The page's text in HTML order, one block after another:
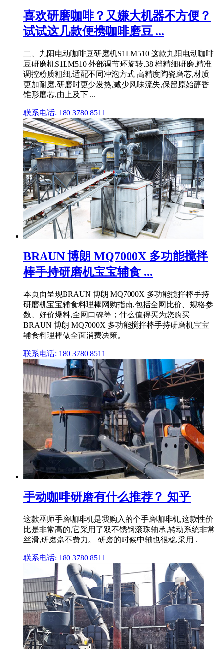
喜欢研磨咖啡？又嫌大机器不方便？
试试这几款便携咖啡磨豆 ...
二、九阳电动咖啡豆研磨机S1LM510 这款九阳电动咖啡
豆研磨机S1LM510 外部调节环旋转,38 档精细研磨,精准
调控粉质粗细,适配不同冲泡方式 高精度陶瓷磨芯,材质
更加耐磨,研磨时更少发热,减少风味流失,保留原始醇香
锥形磨芯,由上及下 ...
联系电话: 180 3780 8511
BRAUN 博朗 MQ7000X 多功能搅拌
棒手持研磨机宝宝辅食 ...
本页面呈现BRAUN 博朗 MQ7000X 多功能搅拌棒手持
研磨机宝宝辅食料理棒网购指南,包括全网比价、规格参
数、好价爆料,全网口碑等；什么值得买为您购买
BRAUN 博朗 MQ7000X 多功能搅拌棒手持研磨机宝宝
辅食料理棒做全面消费决策。
联系电话: 180 3780 8511
手动咖啡研磨有什么推荐？ 知乎
这款巫师手磨咖啡机是我购入的个手磨咖啡机,这款性价
比是非常高的,它采用了双不锈钢滚珠轴承,转动系统非常
丝滑,研磨毫不费力。 研磨的时候中轴也很稳,采用 .
联系电话: 180 3780 8511